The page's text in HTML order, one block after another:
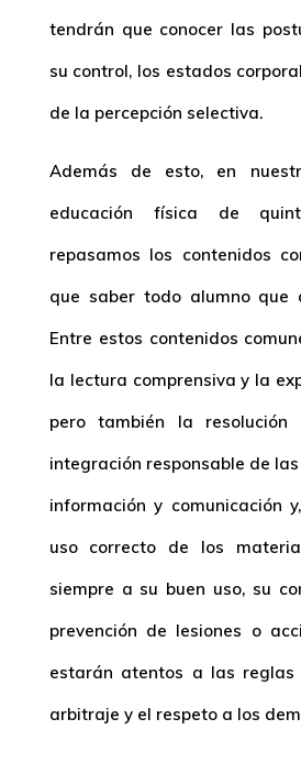
tendrán que conocer las
su control, los estados
de la percepción selectiva.
Además de esto, en
educación física de
repasamos los contenidos
que saber todo alumno que
Entre estos contenidos
la lectura comprensiva y la
pero también la resolución
integración responsable de
información y comunicación
uso correcto de los
siempre a su buen uso, su
prevención de lesiones o
estarán atentos a las reglas
arbitraje y el respeto a los